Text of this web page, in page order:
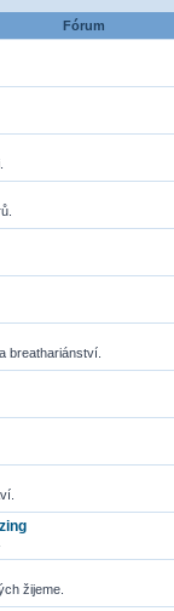
Fórum
breathariánství.
žijeme.